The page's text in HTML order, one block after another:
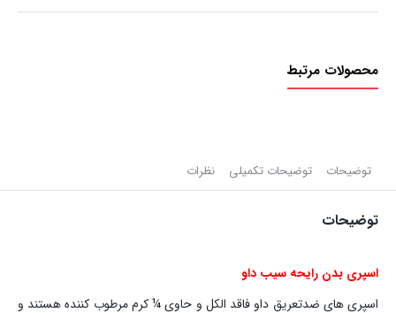
محصولات مرتبط
توضیحات توضیحات تکمیلی نظرات
توضیحات
اسپری بدن رایحه سیب داو
اسپری‏ های ضدتعریق‏ داو فاقد الکل و حاوی ¼ کرم مرطوب کننده هستند و